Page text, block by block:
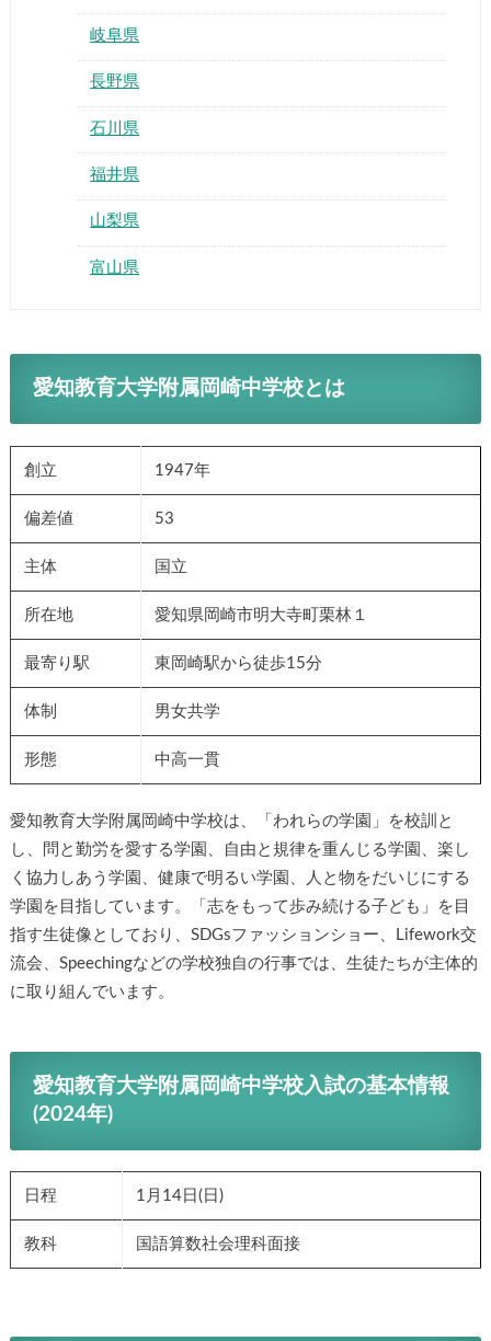
岐阜県
長野県
石川県
福井県
山梨県
富山県
愛知教育大学附属岡崎中学校とは
創立 1947年
偏差値 53
主体 国立
所在地 愛知県岡崎市明大寺町栗林１
最寄り駅 東岡崎駅から徒歩15分
体制 男女共学
形態 中高一貫
愛知教育大学附属岡崎中学校は、「われらの学園」を校訓と
し、問と勤労を愛する学園、自由と規律を重んじる学園、楽し
く協力しあう学園、健康で明るい学園、人と物をだいじにする
学園を目指しています。「志をもって歩み続ける子ども」を目
指す生徒像としており、SDGsファッションショー、Lifework交
流会、Speechingなどの学校独自の行事では、生徒たちが主体的
に取り組んでいます。
愛知教育大学附属岡崎中学校入試の基本情報
(2024年)
日程 1月14日(日)
教科 国語算数社会理科面接